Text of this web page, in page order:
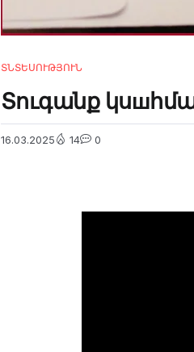
ՏՆՏԵՍՈՒԹՅՈՒՆ
Տուգանք
16.03.2025 14 0